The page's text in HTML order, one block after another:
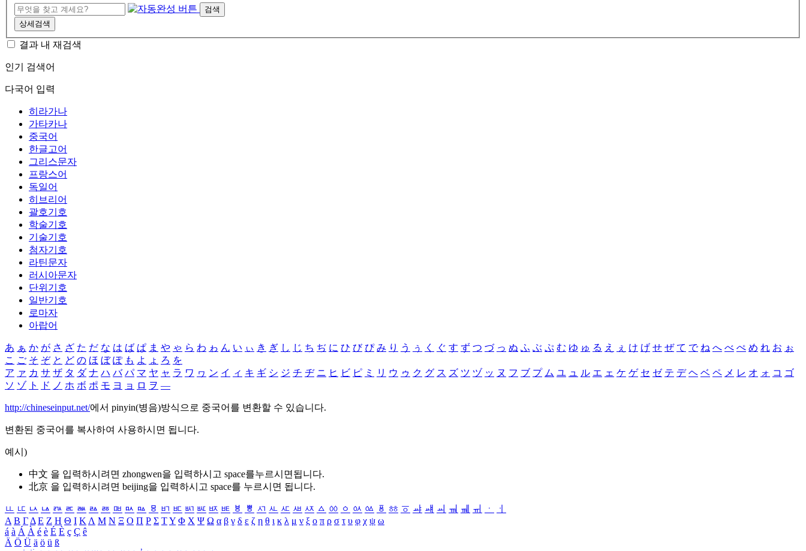
검색
상세검색
결과 내 재검색
인기 검색어
다국어 입력
히라가나
가타카나
중국어
한글고어
그리스문자
프랑스어
독일어
히브리어
괄호기호
학술기호
기술기호
첨자기호
라틴문자
러시아문자
단위기호
일반기호
로마자
아랍어
あ ぁ か が さ ざ た だ な は ば ぱ ま や ゃ ら わ ゎ ん い ぃ き ぎ し じ ち ぢ に ひ び ぴ み り う ぅ く ぐ す ず つ づ っ ぬ ふ ぶ ぷ む ゆ ゅ る え ぇ け げ せ ぜ て で ね へ べ ぺ め れ お ぉ
こ ご そ ぞ と ど の ほ ぼ ぽ も よ ょ ろ を
ア ァ カ サ ザ タ ダ ナ ハ バ パ マ ヤ ャ ラ ワ ヮ ン イ ィ キ ギ シ ジ チ ヂ ニ ヒ ビ ピ ミ リ ウ ゥ ク グ ス ズ ツ ヅ ッ ヌ フ ブ プ ム ユ ュ ル エ ェ ケ ゲ セ ゼ テ デ ヘ ベ ペ メ レ オ ォ コ ゴ
ソ ゾ ト ド ノ ホ ボ ポ モ ヨ ョ ロ ヲ ―
http://chineseinput.net/에서 pinyin(병음)방식으로 중국어를 변환할 수 있습니다.
변환된 중국어를 복사하여 사용하시면 됩니다.
예시)
中文 을 입력하시려면 zhongwen을 입력하시고 space를누르시면됩니다.
北京 을 입력하시려면 beijing을 입력하시고 space를 누르시면 됩니다.
ㅥ ㅦ ㅧ ㅨ ㅩ ㅪ ㅫ ㅬ ㅭ ㅮ ㅯ ㅰ ㅱ ㅲ ㅳ ㅴ ㅵ ㅶ ㅷ ㅸ ㅹ ㅺ ㅻ ㅼ ㅽ ㅾ ㅿ ㆀ ㆁ ㆂ ㆃ ㆄ ㆅ ㆆ ㆇ ㆈ ㆉ ㆊ ㆋ ㆌ ㆍ
ㆎ
Α Β ΓΔ Ε Ζ Η Θ Ι ΚΛ Μ Ν Ξ Ο Π Ρ Σ ΤΥ Φ Χ Ψ Ω α β γ δ ε ζ η θ ι κ λ μ ν ξ ο π ρ σ τ υ φ χ ψ ω
á à Á À é è É È ç Ç ê
Ä Ö Ü ä ö ü ß